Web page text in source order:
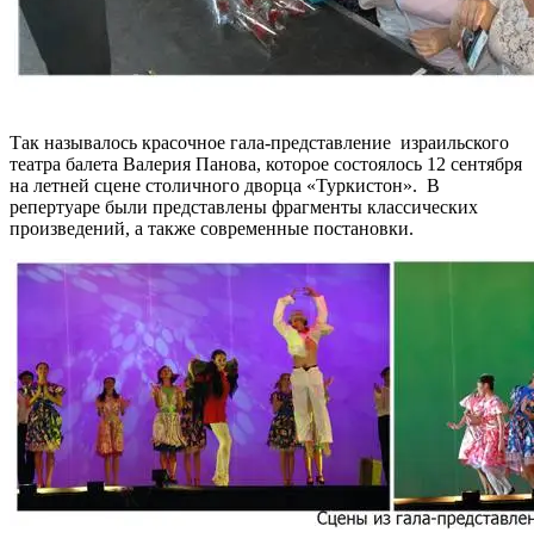
Так называлось красочное гала-представление израильского
театра балета Валерия Панова, которое состоялось 12 сентября
на летней сцене столичного дворца «Туркистон». В
репертуаре были представлены фрагменты классических
произведений, а также современные постановки.